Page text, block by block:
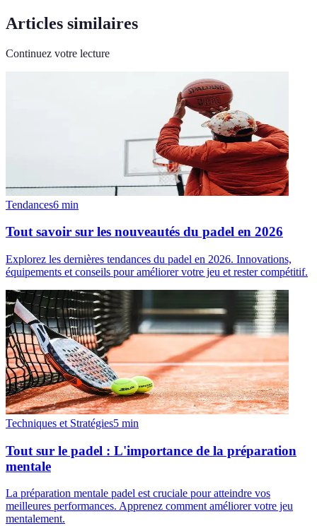
Articles similaires
Continuez votre lecture
Tendances6 min
Tout savoir sur les nouveautés du padel en 2026
Explorez les dernières tendances du padel en 2026. Innovations,
équipements et conseils pour améliorer votre jeu et rester compétitif.
Techniques et Stratégies5 min
Tout sur le padel : L'importance de la préparation
mentale
La préparation mentale padel est cruciale pour atteindre vos
meilleures performances. Apprenez comment améliorer votre jeu
mentalement.